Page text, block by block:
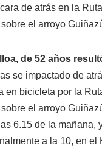
de atrás en la
el arroyo
de 52 años
se impactado de
en bicicleta por la
el arroyo
6.15 de la mañana,
a la 10, en el